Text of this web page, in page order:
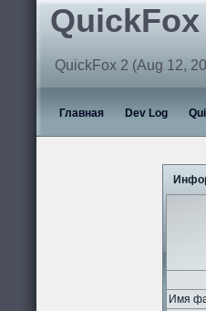
QuickFox
QuickFox 2 (Aug 12,
Главная Dev Log
Имя